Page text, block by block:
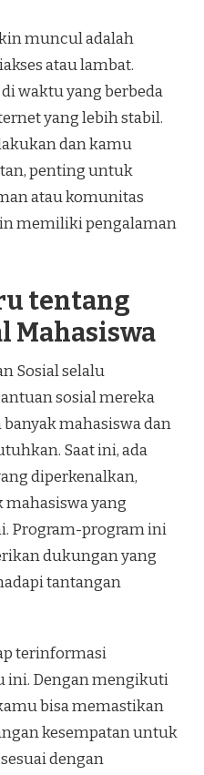
muncul adalah
atau lambat.
waktu yang berbeda
yang lebih stabil.
dan kamu
penting untuk
atau komunitas
memiliki pengalaman
tentang
Mahasiswa
Sosial selalu
sosial mereka
mahasiswa dan
Saat ini, ada
diperkenalkan,
yang
Program-program ini
dukungan yang
tantangan
terinformasi
ini. Dengan mengikuti
bisa memastikan
kesempatan untuk
dengan